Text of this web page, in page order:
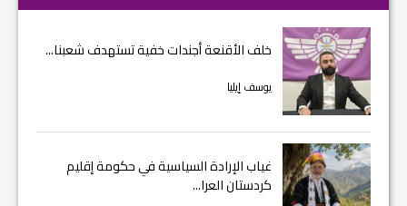
خلف الأقنعة أجندات خفية تستهدف شعبنا...
يوسف إيليا
غياب الإرادة السياسية في حكومة إقليم
كردستان العرا...